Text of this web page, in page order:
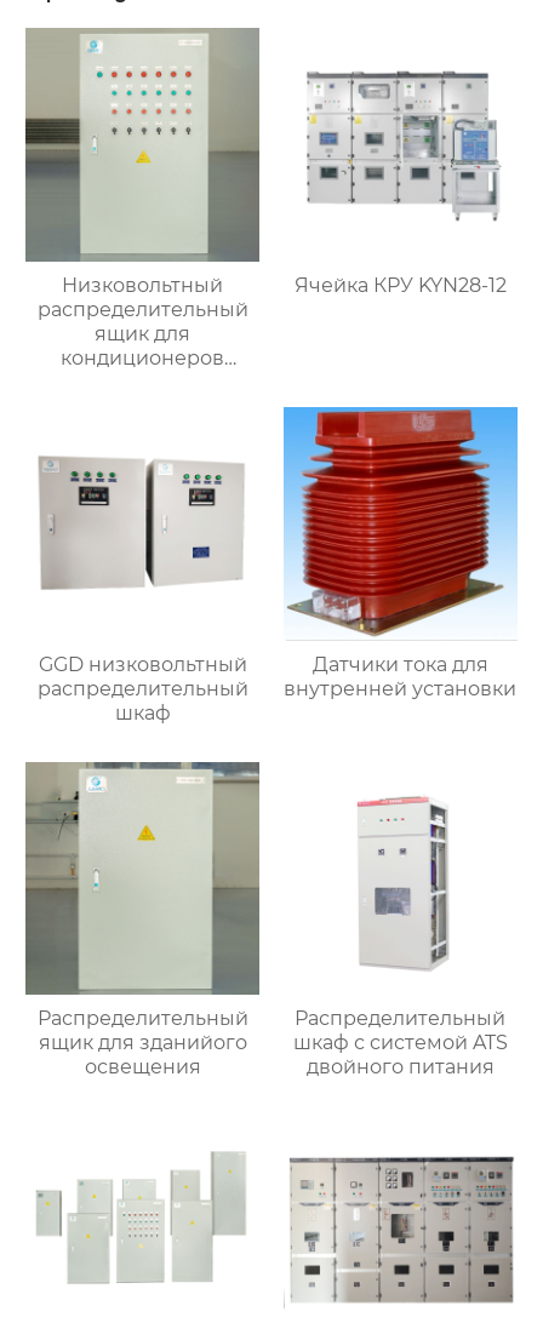
Низковольтный
распределительный
ящик для
кондиционеров
Ячейка КРУ KYN28-12
GGD низковольтный
распределительный
шкаф
Датчики тока для
внутренней установки
Распределительный
ящик для зданийого
освещения
Распределительный
шкаф с системой ATS
двойного питания